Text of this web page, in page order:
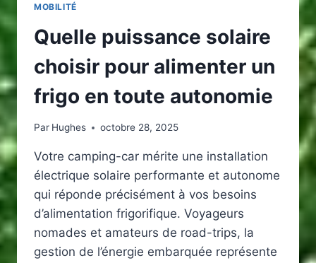
MOBILITÉ
Quelle puissance solaire
choisir pour alimenter un
frigo en toute autonomie
Par Hughes octobre 28, 2025
Votre camping-car mérite une installation
électrique solaire performante et autonome
qui réponde précisément à vos besoins
d’alimentation frigorifique. Voyageurs
nomades et amateurs de road-trips, la
gestion de l’énergie embarquée représente